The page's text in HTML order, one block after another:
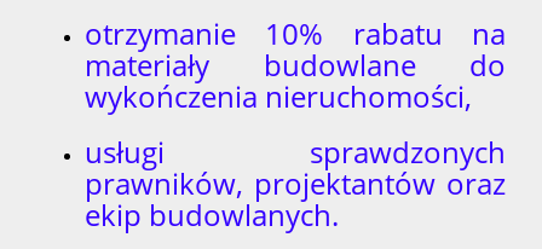
otrzymanie 10% rabatu na
materiały budowlane do
wykończenia nieruchomości,
usługi sprawdzonych
prawników, projektantów oraz
ekip budowlanych.